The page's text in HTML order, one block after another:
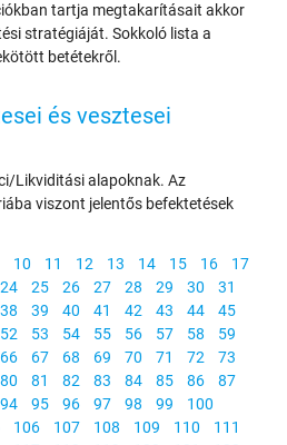
tartja megtakarításait akkor
stratégiáját. Sokkoló lista a
betétekről.
és vesztesei
Likviditási alapoknak. Az
viszont jelentős befektetések
10 11 12 13 14 15 16
17
24 25 26 27 28 29 30
31
38 39 40 41 42 43 44
45
52 53 54 55 56 57 58
59
66 67 68 69 70 71 72
73
80 81 82 83 84 85 86
87
94 95 96 97 98 99
100
106 107 108 109 110
111